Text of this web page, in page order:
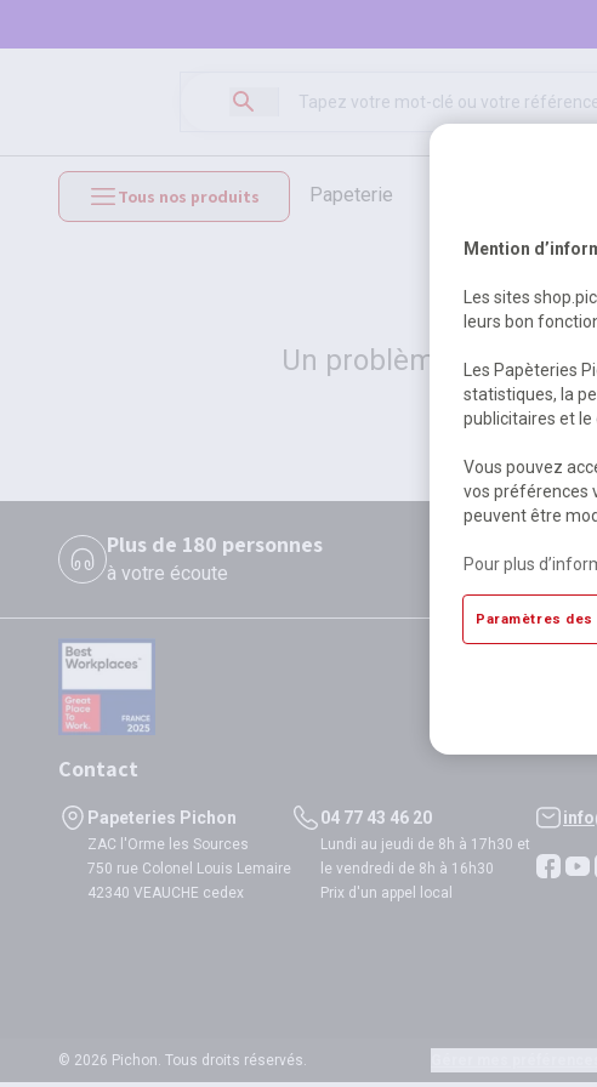
Tous nos produits papeterie
mobilier et équipements
Un problème serveur
Plus de 180 personnes
à votre écoute
Contact
Papeteries Pichon
ZAC l'Orme les Sources
750 rue Colonel Louis Lemaire
42340 VEAUCHE cedex
04 77 43 46 20
Lundi au jeudi de 8h à 17h30 et
le vendredi de 8h à 16h30
Prix d'un appel local
© 2026 Pichon. Tous droits réservés.
Mention
Les sites
leurs bon
Les Papèteries
statistiques, la
publicitaires et le
Vous pouvez
vos préférences
peuvent être
Pour plus
Paramètres